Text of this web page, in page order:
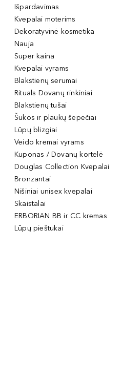
Išpardavimas
Kvepalai moterims
Dekoratyvinė kosmetika
Nauja
Super kaina
Kvepalai vyrams
Blakstienų serumai
Rituals Dovanų rinkiniai
Blakstienų tušai
Šukos ir plaukų šepečiai
Lūpų blizgiai
Veido kremai vyrams
Kuponas / Dovanų kortelė
Douglas Collection Kvepalai
Bronzantai
Nišiniai unisex kvepalai
Skaistalai
ERBORIAN BB ir CC kremas
Lūpų pieštukai